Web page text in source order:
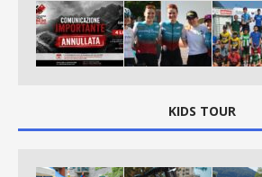
KIDS TOUR